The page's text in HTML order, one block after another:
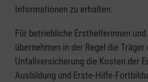
Informationen zu erhalten.
Für betriebliche Ersthelferinnen
übernehmen in der Regel die
Unfallversicherung die Kosten der
Ausbildung und Erste-Hilfe-